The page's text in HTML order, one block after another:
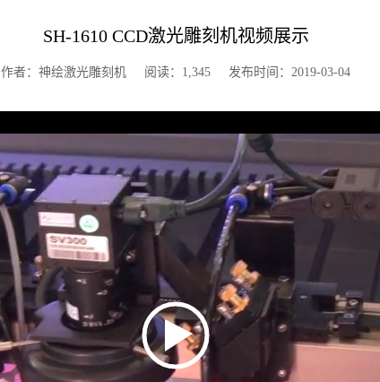
SH-1610 CCD激光雕刻机视频展示
作者：神绘激光雕刻机 阅读：1,345 发布时间：2019-03-04